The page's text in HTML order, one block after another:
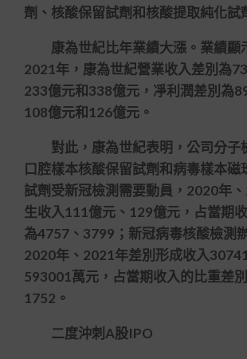
劑、核酸保留試劑和核酸提取純化試
康為世紀比年業績大漲。業績顯
2021年，康為世紀營業收入差別為
233億元和338億元，凈利潤差別為
108億元和126億元。
對此，康為世紀表明，公司分子
口腔樣本核酸保留試劑和病毒樣本磁
試劑受新冠檢測需要動員，2020年
生收入111億元、129億元，占當期
為4757、3799；新冠病毒核酸檢測
2020年、2021年差別形成收入
593001萬元，占當期收入的比重差
1752。
二度沖刺A股IPO